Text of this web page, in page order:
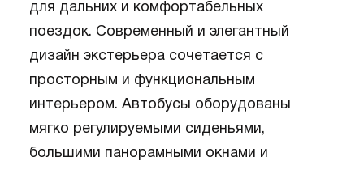
для дальних и комфортабельных
поездок. Современный и элегантный
дизайн экстерьера сочетается с
просторным и функциональным
интерьером. Автобусы оборудованы
мягко регулируемыми сиденьями,
большими панорамными окнами и